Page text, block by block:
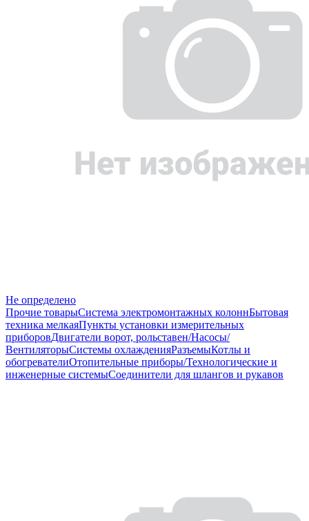
Не определено
Прочие товарыСистема электромонтажных колоннБытовая
техника мелкаяПункты установки измерительных
приборовДвигатели ворот, рольставен/Насосы/
ВентиляторыСистемы охлажденияРазъемыКотлы и
обогревателиОтопительные приборы/Технологические и
инженерные системыСоединители для шлангов и рукавов